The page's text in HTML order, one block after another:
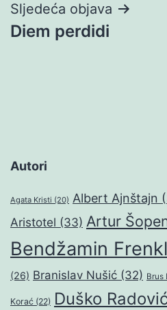
Sljedeća objava
Diem perdidi
Autori
Agata Kristi (20) Albert Ajnštajn
Aristotel (33) Artur
Bendžamin
(26) Branislav Nušić (32) Brus
Korać (22) Duško Radović